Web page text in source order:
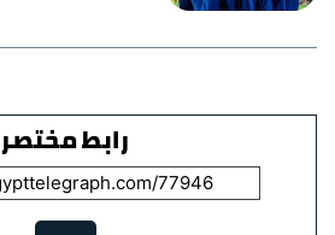
رابط مختصر